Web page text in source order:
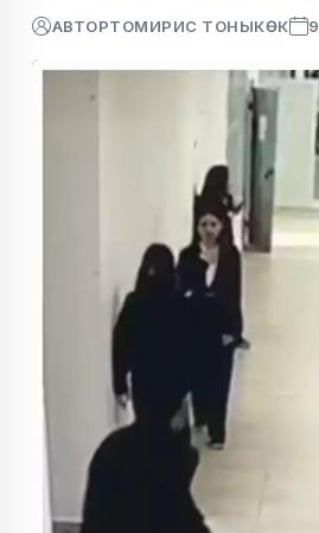
АВТОРТОМИРИС ТОНЫКӨК